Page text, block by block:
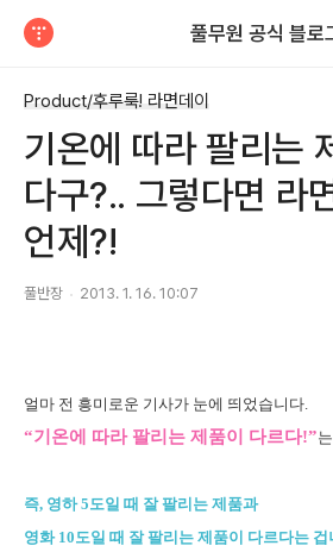
풀무원 공식 블로
Product/후루룩! 라면데이
기온에 따라 팔리는
다구?.. 그렇다면 라
언제?!
풀반장 2013. 1. 16. 10:07
얼마 전 흥미로운 기사가 눈에 띄었습니다.
“기온에 따라 팔리는 제품이 다르다!”
즉, 영하 5도일 때 잘 팔리는 제품과
영화 10도일 때 잘 팔리는 제품이 다르다는 겁